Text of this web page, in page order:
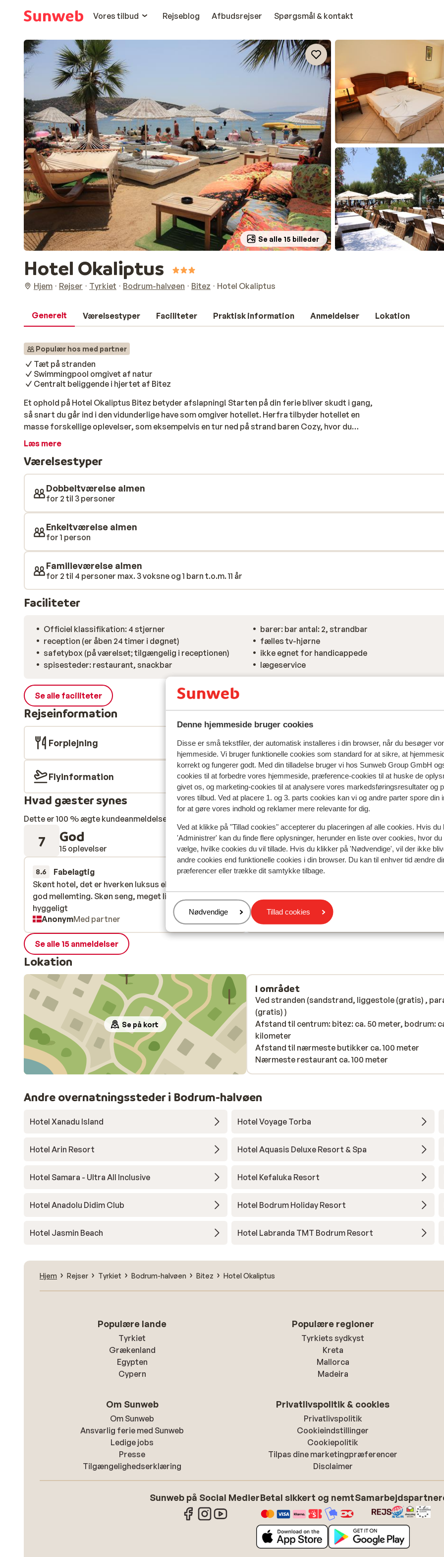
Denne hjemmeside bruger cookies
Disse er små tekstfiler, der automatisk installeres i din browser, når du besøger
hjemmeside. Vi bruger funktionelle cookies som standard for at sikre, at
korrekt og fungerer godt. Med din tilladelse bruger vi hos Sunweb Group GmbH
cookies til at forbedre vores hjemmeside, præference-cookies til at huske de
givet os, og marketing-cookies til at analysere vores markedsføringsresultater og
vores tilbud. Ved at placere 1. og 3. parts cookies kan vi og andre parter spore din
for at gøre vores indhold og reklamer mere relevante for dig.
Ved at klikke på "Tillad cookies" accepterer du placeringen af alle cookies. Hvis du
'Administrer' kan du finde flere oplysninger, herunder en liste over cookies, hvor
vælge, hvilke cookies du vil tillade. Hvis du klikker på 'Nødvendige', vil der ikke
andre cookies end funktionelle cookies i din browser. Du kan til enhver tid ændre
præferencer eller trække dit samtykke tilbage.
Administrer
Nødvendige Tillad cookies
Vores tilbud
Rejseblog Afbudsrejser Spørgsmål & kontakt
Se alle 15 billeder
Hotel Okaliptus
Hjem Rejser Tyrkiet Bodrum-halvøen Bitez Hotel Okaliptus
Generelt Værelsestyper Faciliteter Praktisk information Anmeldelser Lokation
Populær hos med partner
Tæt på stranden
Swimmingpool omgivet af natur
Centralt beliggende i hjertet af Bitez
Et ophold på Hotel Okaliptus Bitez betyder afslapning! Starten på din ferie bliver skudt i gang,
så snart du går ind i den vidunderlige have som omgiver hotellet. Herfra tilbyder hotellet en
masse forskellige oplevelser, som eksempelvis en tur ned på strand baren Cozy, hvor du
inviteres til frokost, en snack eller en drink. Værelserne er fine og ejeren har et
rigtig attraktivt hotel, med en god beliggenhed, hvor du kan få en fantastisk ferie!
Læs mere
Værelsestyper
Dobbeltværelse almen
for 2 til 3 personer
Enkeltværelse almen
for 1 person
Familieværelse almen
for 2 til 4 personer max. 3 voksne og 1 barn t.o.m. 11 år
Faciliteter
Officiel klassifikation: 4 stjerner
reception (er åben 24 timer i døgnet)
safetybox (på værelset; tilgængelig i receptionen)
spisesteder: restaurant, snackbar
barer: bar antal: 2, strandbar
fælles tv-hjørne
ikke egnet for handicappede
lægeservice
Se alle faciliteter
Rejseinformation
Forplejning
Flyinformation
Hvad gæster synes
Dette er 100 % ægte kundeanmeldelser, der ærligt afspejler deres oplevelser med vores produkt.
7 God
15 oplevelser Mest booket af med
8.6 Fabelagtig
13. jun. 2026
Skønt hotel, det er hverken luksus eller en hule men en
god mellemting. Skøn seng, meget lille teresse. Meget
hyggeligt
Skønt hotel, det er hverken luksus eller en hule men en
god mellemting. Skøn seng, meget lille teresse. Meget
hyggeligt
AnonymMed partner
9.0 Fabelagtig
Solorejsende
Se alle 15 anmeldelser
Lokation
Se på kort
I området
Ved stranden (sandstrand, liggestole (gratis) ,
(gratis) )
Afstand til centrum: bitez: ca. 50 meter, bodrum:
kilometer
Afstand til nærmeste butikker ca. 100 meter
Nærmeste restaurant ca. 100 meter
Andre overnatningssteder i Bodrum-halvøen
Hotel Xanadu Island Hotel Voyage Torba
Hotel Arin Resort Hotel Aquasis Deluxe Resort & Spa
Hotel Samara - Ultra All Inclusive Hotel Kefaluka Resort
Hotel Anadolu Didim Club Hotel Bodrum Holiday Resort
Hotel Jasmin Beach Hotel Labranda TMT Bodrum Resort
Hjem Rejser Tyrkiet Bodrum-halvøen Bitez Hotel Okaliptus
Populære lande
Tyrkiet
Grækenland
Egypten
Cypern
Populære regioner
Tyrkiets sydkyst
Kreta
Mallorca
Madeira
Om Sunweb
Om Sunweb
Ansvarlig ferie med Sunweb
Ledige jobs
Presse
Tilgængelighedserklæring
Privatlivspolitik & cookies
Privatlivspolitik
Cookieindstillinger
Cookiepolitik
Tilpas dine marketingpræferencer
Disclaimer
Sunweb på Social MedierBetal sikkert og nemt